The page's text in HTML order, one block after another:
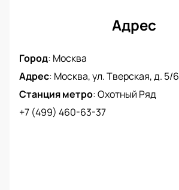
Адрес
Город: Москва
Адрес: Москва, ул. Тверская, д. 5/6
Станция метро:Охотный Ряд
+7 (499) 460-63-37